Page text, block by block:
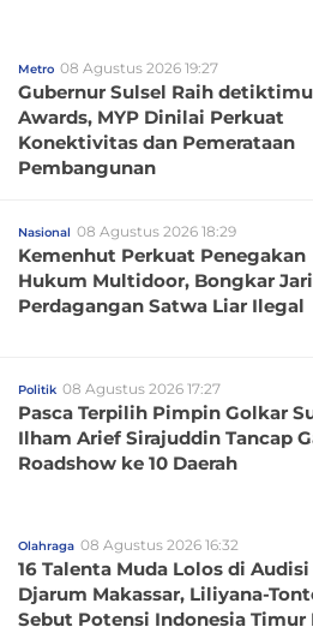
Metro 08 Agustus 2026 19:27
Gubernur Sulsel Raih
Awards, MYP Dinilai Perkuat
Konektivitas dan Pemerataan
Pembangunan
Nasional 08 Agustus 2026 18:29
Kemenhut Perkuat Penegakan
Hukum Multidoor, Bongkar
Perdagangan Satwa Liar Ilegal
Politik 08 Agustus 2026 17:27
Pasca Terpilih Pimpin Golkar
Ilham Arief Sirajuddin Tancap
Roadshow ke 10 Daerah
Olahraga 08 Agustus 2026 16:32
16 Talenta Muda Lolos di Audisi
Djarum Makassar, Liliyana-
Sebut Potensi Indonesia Timur